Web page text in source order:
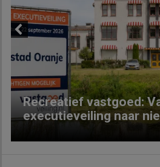
Recreatief vastgoed:
executieveiling naar